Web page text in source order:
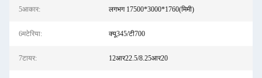
5आकार: लगभग 17500*3000*1760(मिमी)
6मटेरिया: क्यू345/टी700
7टायर: 12आर22.5/8.25आर20